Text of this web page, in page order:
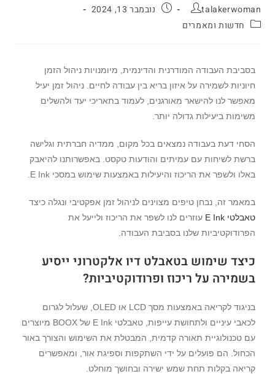
talakerwoman
נובמבר 13, 2024
חדשות ומאמרים
בסביבת העבודה המודרנית והדינמית, מיומנויות ניהול הזמן
חיוניות לשמירה על איזון בריא בין עבודה לחיים. ניהול זמן יעיל
מאפשר לנו להישאר מאורגנים, לעמוד בתאריכי יעד ולהשלים
משימות ביעילות גדולה יותר.
הסחי דעת בעבודה נמצאים בכל מקום, ממדיה חברתית וגלישה
ברשת לשיחות עם עמיתים והודעות טקסט. באפשרותנו להיאבק
באלו ולשפר את הריכוז והיעילות באמצעות שימוש במסכי E Ink.
במאמר זה, נבחן טיפים מצוינים לניהול זמן אפקטיבי ונגלה כיצד
טאבלטי E Ink
עוזרים לנו לשפר את הריכוז ולייעל את
הפרודוקטיביות שלנו בסביבת העבודה.
כיצד שימוש בטאבלט דיו אלקטרוני ייסיע
בשמירה על ריכוז ופרודוקטיביות?
בניגוד לקריאה באמצעות מסך LCD או OLED, שעלול לגרום
לכאבי עיניים ולתחושת עייפות, טאבלטי E Ink של BOOX מיוצרים
עם טכנולוגיית תאורה קדמית, המבטלת את השימוש והצורך באור
הכחול. הם פועלים על ידי השתקפות וספיגת אור, ומאפשרים
קריאה בקלות תחת שמש ישירה ובחושך מוחלט.